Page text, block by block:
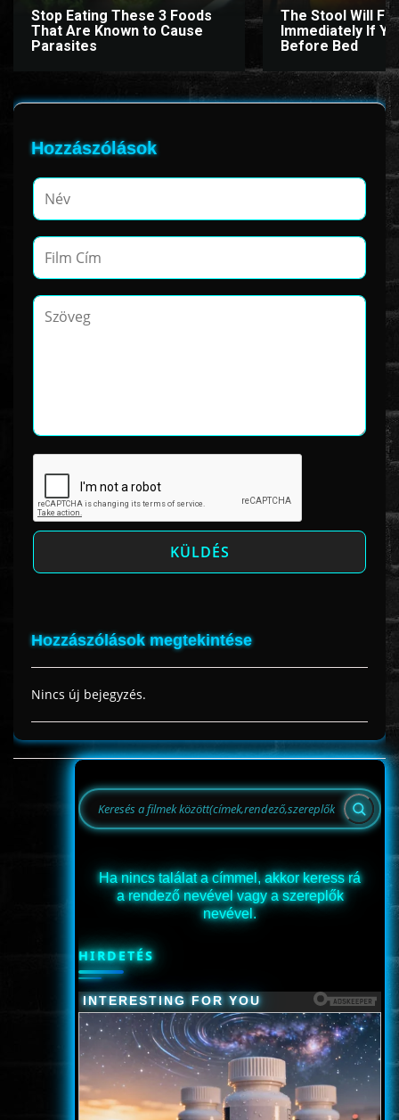
www.onlinefilmvilag2.eu,Copyright © 2017-2026 Az oldal nem tárol
semmilyen jogsértő tartalmat. Minden adat külső forrásból származik |
Frissítve: 2026.07.27|Fel ↑
Stop Eating These 3 Foods
That Are Known to Cause
Parasites
The Stool Will Fly
Immediately If
Before Bed
Hozzászólások
Hozzászólások megtekintése
Nincs új bejegyzés.
Ha nincs találat a címmel, akkor keress rá
a rendező nevével vagy a szereplők
nevével.
HIRDETÉS